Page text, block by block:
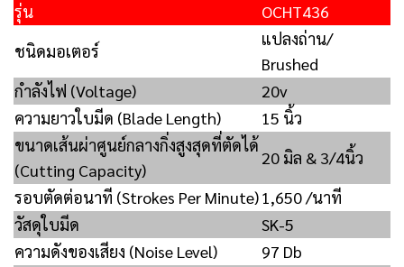
รุ่น
OCHT436
ชนิดมอเตอร์
แปลงถ่าน/
Brushed
กำลังไฟ (Voltage)
20v
ความยาวใบมีด (Blade Length)
15 นิ้ว
ขนาดเส้นผ่าศูนย์กลางกิ่งสูงสุดที่ตัดได้
(Cutting Capacity)
20 มิล & 3/4นิ้ว
รอบตัดต่อนาที (Strokes Per Minute)1,650 /นาที
วัสดุใบมีด
SK-5
ความดังของเสียง (Noise Level)
97 Db